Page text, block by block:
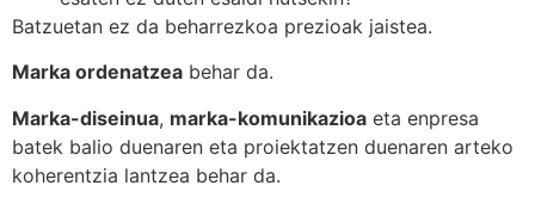
Batzuetan ez da beharrezkoa prezioak jaistea.
Marka ordenatzea behar da.
Marka-diseinua, marka-komunikazioa eta enpresa
batek balio duenaren eta proiektatzen duenaren arteko
koherentzia lantzea behar da.